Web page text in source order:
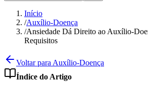
Início
/Auxílio-Doença
/Ansiedade Dá Direito ao Auxílio-
Requisitos
Voltar para Auxílio-Doença
Índice do Artigo